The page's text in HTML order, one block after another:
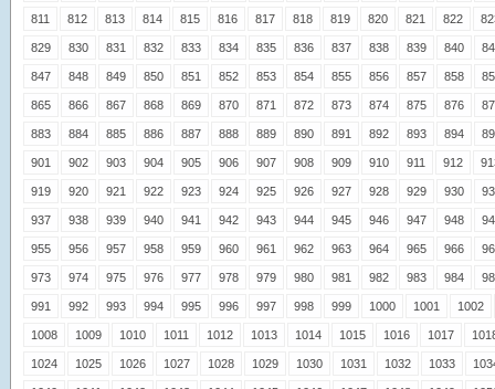
811 812 813 814 815 816 817 818 819 820 821 822
829 830 831 832 833 834 835 836 837 838 839 840
847 848 849 850 851 852 853 854 855 856 857 858
865 866 867 868 869 870 871 872 873 874 875 876
883 884 885 886 887 888 889 890 891 892 893 894
901 902 903 904 905 906 907 908 909 910 911 912
919 920 921 922 923 924 925 926 927 928 929 930
937 938 939 940 941 942 943 944 945 946 947 948
955 956 957 958 959 960 961 962 963 964 965 966
973 974 975 976 977 978 979 980 981 982 983 984
991 992 993 994 995 996 997 998 999 1000 1001 1002
1008 1009 1010 1011 1012 1013 1014 1015 1016 1017
1024 1025 1026 1027 1028 1029 1030 1031 1032 1033